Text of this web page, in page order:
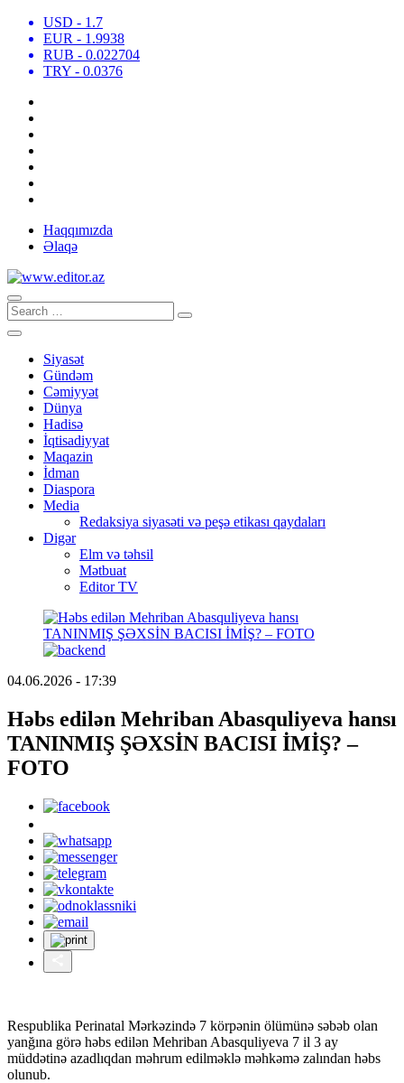
USD - 1.7
EUR - 1.9938
RUB - 0.022704
TRY - 0.0376
Haqqımızda
Əlaqə
Siyasət
Gündəm
Cəmiyyət
Dünya
Hadisə
İqtisadiyyat
Maqazin
İdman
Diaspora
Media
Redaksiya siyasəti və peşə etikası qaydaları
Digər
Elm və təhsil
Mətbuat
Editor TV
04.06.2026 - 17:39
Həbs edilən Mehriban Abasquliyeva hansı
TANINMIŞ ŞƏXSİN BACISI İMİŞ? –
FOTO
Respublika Perinatal Mərkəzində 7 körpənin ölümünə səbəb olan
yanğına görə həbs edilən Mehriban Abasquliyeva 7 il 3 ay
müddətinə azadlıqdan məhrum edilməklə məhkəmə zalından həbs
olunub.